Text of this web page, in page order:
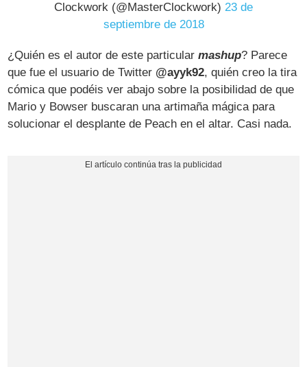
Clockwork (@MasterClockwork) 23 de
septiembre de 2018
¿Quién es el autor de este particularmashup? Parece
que fue el usuario de Twitter @ayyk92, quién creo la tira
cómica que podéis ver abajo sobre la posibilidad de que
Mario y Bowser buscaran una artimaña mágica para
solucionar el desplante de Peach en el altar. Casi nada.